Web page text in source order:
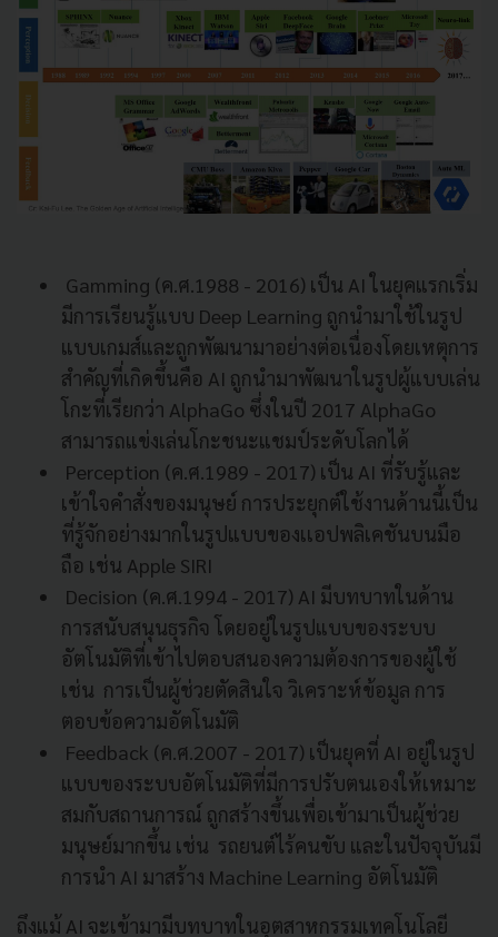
Gamming (ค.ศ.1988 - 2016) เป็น AI ในยุคแรกเริ่ม
มีการเรียนรู้แบบ Deep Learning ถูกนำมาใช้ในรูป
แบบเกมส์และถูกพัฒนามาอย่างต่อเนื่องโดยเหตุการ
สำคัญที่เกิดขึ้นคือ AI ถูกนำมาพัฒนาในรูปผู้แบบเล่น
โกะที่เรียกว่า AlphaGo ซึ่งในปี 2017 AlphaGo
สามารถแข่งเล่นโกะชนะแชมป์ระดับโลกได้
Perception (ค.ศ.1989 - 2017) เป็น AI ที่รับรู้และ
เข้าใจคำสั่งของมนุษย์ การประยุกต์ใช้งานด้านนี้เป็น
ที่รู้จักอย่างมากในรูปแบบของเเอปพลิเคชันบนมือ
ถือ เช่น Apple SIRI
Decision (ค.ศ.1994 - 2017) AI มีบทบาทในด้าน
การสนับสนุนธุรกิจ โดยอยู่ในรูปแบบของระบบ
อัตโนมัติที่เข้าไปตอบสนองความต้องการของผู้ใช้
เช่น การเป็นผู้ช่วยตัดสินใจ วิเคราะห์ข้อมูล การ
ตอบข้อความอัตโนมัติ
Feedback (ค.ศ.2007 - 2017) เป็นยุคที่ AI อยู่ในรูป
แบบของระบบอัตโนมัติที่มีการปรับตนเองให้เหมาะ
สมกับสถานการณ์ ถูกสร้างขึ้นเพื่อเข้ามาเป็นผู้ช่วย
มนุษย์มากขึ้น เช่น รถยนต์ไร้คนขับ และในปัจจุบันมี
การนำ AI มาสร้าง Machine Learning อัตโนมัติ
ถึงแม้ AI จะเข้ามามีบทบาทในอุตสาหกรรมเทคโนโลยี